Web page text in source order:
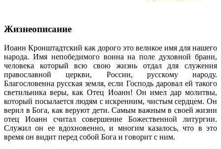
Жизнеописание
Иоанн Кронштадтский как дорого это великое имя для нашего
народа. Имя непобедимого воина на поле духовной брани,
человека который всю свою жизнь отдал для служения
православной церкви, России, русскому народу.
Благословенна русская земля, если Господь даровал ей такого
светильника веры, как Отец Иоанн! Он имел дар молитвы,
который посылается людям с искренним, чистым сердцем. Он
верил в Бога, как веруют дети. Самым важным в своей жизни
отец Иоанн считал совершение Божественной литургии.
Служил он ее вдохновенно, и многим казалось, что в это
время он видит перед собой Бога и говорит с ним.